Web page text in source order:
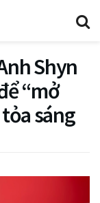
Shyn
“mở
sáng